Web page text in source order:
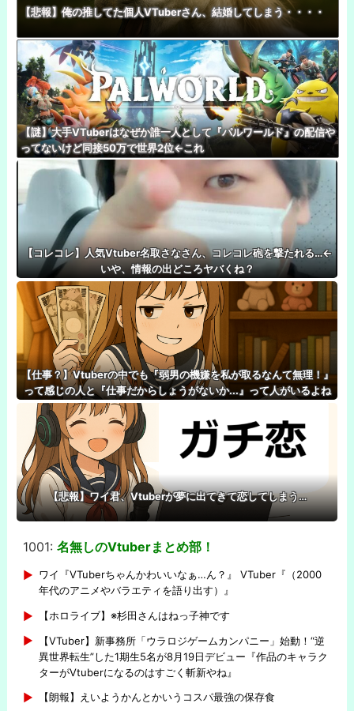
【悲報】俺の推してた個人VTuberさん、結婚してしまう・・・・
【謎】大手VTuberはなぜか誰一人として『パルワールド』の配信や
ってないけど同接50万で世界2位←これ
【コレコレ】人気Vtuber名取さなさん、コレコレ砲を撃たれる…←
いや、情報の出どころヤバくね？
【仕事？】Vtuberの中でも『弱男の機嫌を私が取るなんて無理！』
って感じの人と『仕事だからしょうがないか...』って人がいるよね
【悲報】ワイ君、Vtuberが夢に出てきて恋してしまう…
1001: 名無しのVtuberまとめ部！
ワイ『VTuberちゃんかわいいなぁ…ん？』 VTuber『（2000
年代のアニメやバラエティを語り出す）』
【ホロライブ】※杉田さんはねっ子神です
【VTuber】新事務所「ウラロジゲームカンパニー」始動！“逆
異世界転生”した1期生5名が8月19日デビュー『作品のキャラク
ターがVtuberになるのはすごく斬新やね』
【朗報】えいようかんとかいうコスパ最強の保存食